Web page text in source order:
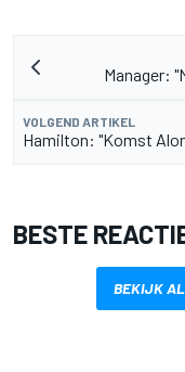
Manager:
VOLGEND ARTIKEL
Hamilton: "Komst
BESTE
BEKIJK